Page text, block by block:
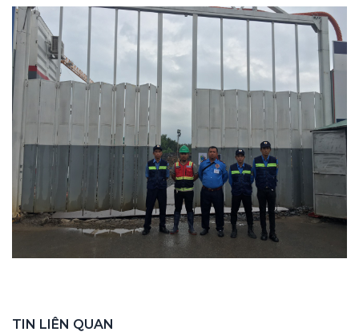
TIN LIÊN QUAN